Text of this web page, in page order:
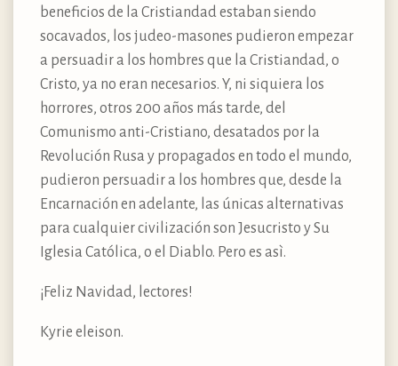
beneficios de la Cristiandad estaban siendo
socavados, los judeo-masones pudieron empezar
a persuadir a los hombres que la Cristiandad, o
Cristo, ya no eran necesarios. Y, ni siquiera los
horrores, otros 200 años más tarde, del
Comunismo anti-Cristiano, desatados por la
Revolución Rusa y propagados en todo el mundo,
pudieron persuadir a los hombres que, desde la
Encarnación en adelante, las únicas alternativas
para cualquier civilización son Jesucristo y Su
Iglesia Católica, o el Diablo. Pero es asì.
¡Feliz Navidad, lectores!
Kyrie eleison.